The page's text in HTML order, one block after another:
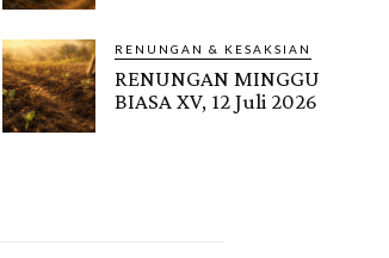
RENUNGAN & KESAKSIAN
RENUNGAN MINGGU
BIASA XV, 12 Juli 2026